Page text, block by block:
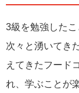
3級を勉強した
次々と湧いてき
えてきたフード
れ、学ぶことが